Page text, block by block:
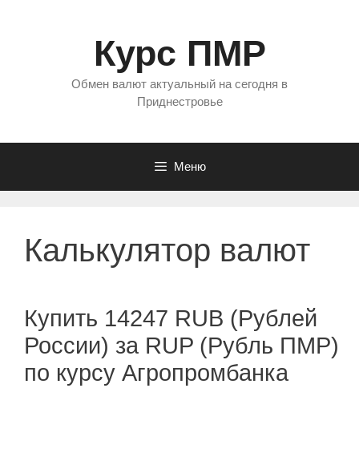
Курс ПМР
Обмен валют актуальный на сегодня в
Приднестровье
Меню
Калькулятор валют
Купить 14247 RUB (Рублей
России) за RUP (Рубль ПМР)
по курсу Агропромбанка